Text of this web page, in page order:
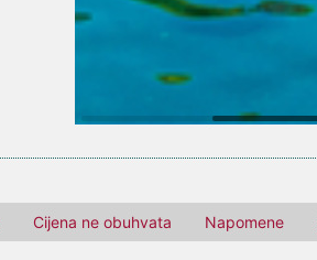
Cijena ne obuhvata Napomene